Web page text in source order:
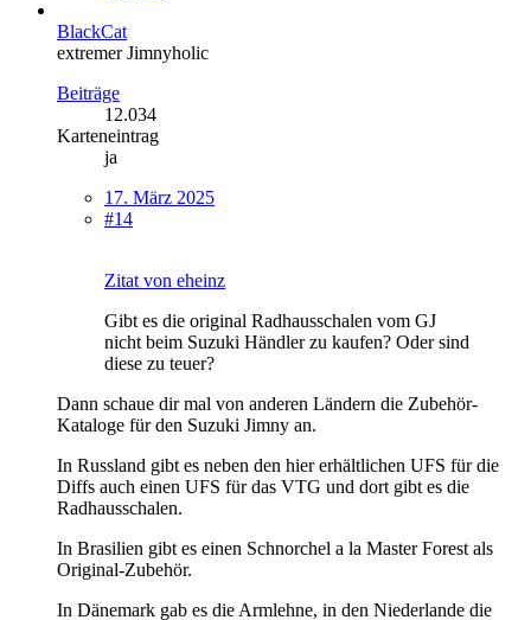
BlackCat
extremer Jimnyholic
Beiträge
12.034
Karteneintrag
ja
17. März 2025
#14
Zitat von eheinz
Gibt es die original Radhausschalen vom GJ
nicht beim Suzuki Händler zu kaufen? Oder sind
diese zu teuer?
Dann schaue dir mal von anderen Ländern die Zubehör-
Kataloge für den Suzuki Jimny an.
In Russland gibt es neben den hier erhältlichen UFS für die
Diffs auch einen UFS für das VTG und dort gibt es die
Radhausschalen.
In Brasilien gibt es einen Schnorchel a la Master Forest als
Original-Zubehör.
In Dänemark gab es die Armlehne, in den Niederlande die